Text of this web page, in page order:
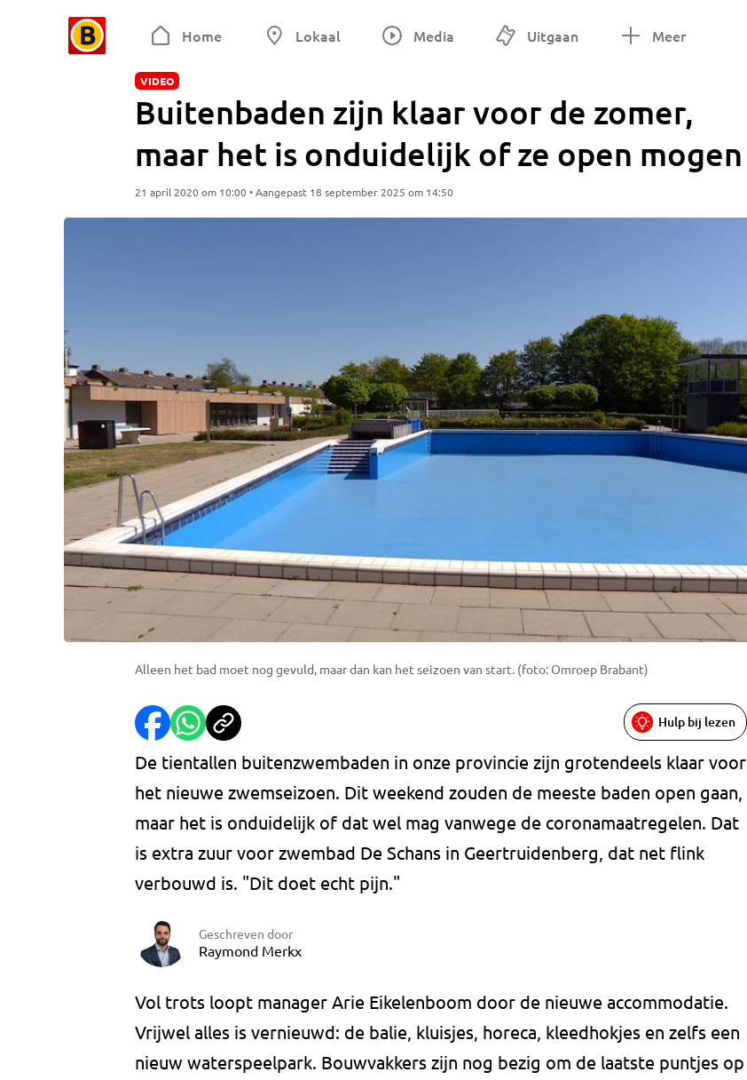
Home Lokaal Media Uitgaan Meer
VIDEO
Buitenbaden zijn klaar voor de zomer,
maar het is onduidelijk of ze open mogen
21 april 2020 om 10:00 • Aangepast 18 september 2025 om 14:50
Alleen het bad moet nog gevuld, maar dan kan het seizoen van start. (foto: Omroep Brabant)
Hulp bij lezen
De tientallen buitenzwembaden in onze provincie zijn grotendeels klaar voor
het nieuwe zwemseizoen. Dit weekend zouden de meeste baden open gaan,
maar het is onduidelijk of dat wel mag vanwege de coronamaatregelen. Dat
is extra zuur voor zwembad De Schans in Geertruidenberg, dat net flink
verbouwd is. "Dit doet echt pijn."
Geschreven door
Raymond Merkx
Vol trots loopt manager Arie Eikelenboom door de nieuwe accommodatie.
Vrijwel alles is vernieuwd: de balie, kluisjes, horeca, kleedhokjes en zelfs een
nieuw waterspeelpark. Bouwvakkers zijn nog bezig om de laatste puntjes op